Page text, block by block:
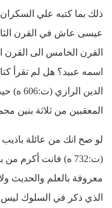
ذلك بما كتبه علي
عيسى عاش في القرن
القرن الخامس الى
اسمه عبيد؟ هل لم تقرأ
الدين
المعقبين من ثلاثة بنين
لو صح انك من عائلة
(ت:732 ه) فانت أكرم
معروفة بالعلم والحديث
الذي ذكر في السلوك